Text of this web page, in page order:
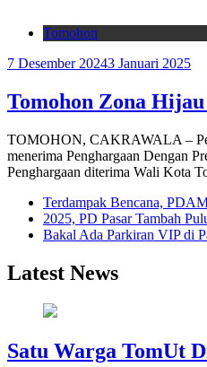
Tomohon
7 Desember 20243 Januari 2025
Tomohon Zona
TOMOHON, CAKRAWALA –
menerima Penghargaan Dengan
Penghargaan diterima Wali Kota
Terdampak Bencana,
2025, PD Pasar Tambah
Bakal Ada Parkiran VIP di
Latest News
Satu Warga TomUt